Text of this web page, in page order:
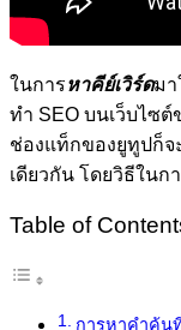
ในการหาคีย์เวิร์ดมา
ทำ SEO บนเว็บไซต์
ช่องแท็กของยูทูปก็จ
เดียวกัน โดยวิธีใน
Table of
การหาคำค้นที่